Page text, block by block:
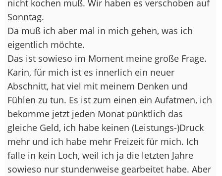
nicht kochen muß. Wir haben es verschoben auf
Sonntag.
Da muß ich aber mal in mich gehen, was ich
eigentlich möchte.
Das ist sowieso im Moment meine große Frage.
Karin, für mich ist es innerlich ein neuer
Abschnitt, hat viel mit meinem Denken und
Fühlen zu tun. Es ist zum einen ein Aufatmen, ich
bekomme jetzt jeden Monat pünktlich das
gleiche Geld, ich habe keinen (Leistungs-)Druck
mehr und ich habe mehr Freizeit für mich. Ich
falle in kein Loch, weil ich ja die letzten Jahre
sowieso nur stundenweise gearbeitet habe. Aber